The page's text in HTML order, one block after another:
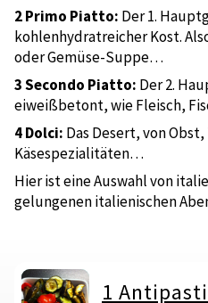
2 Primo Piatto: Der 1.
kohlenhydratreicher Kost.
oder Gemüse-Suppe…
3 Secondo Piatto: Der 2.
eiweißbetont, wie Fleisch,
4 Dolci: Das Desert, von
Käsespezialitäten…
Hier ist eine Auswahl von
gelungenen italienischen
1